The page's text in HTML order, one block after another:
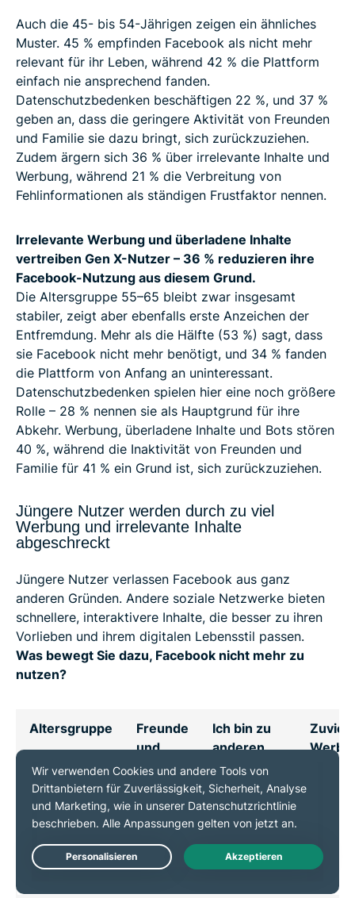
Auch die 45- bis 54-Jährigen zeigen ein ähnliches
Muster. 45 % empfinden Facebook als nicht mehr
relevant für ihr Leben, während 42 % die Plattform
einfach nie ansprechend fanden.
Datenschutzbedenken beschäftigen 22 %, und 37 %
geben an, dass die geringere Aktivität von Freunden
und Familie sie dazu bringt, sich zurückzuziehen.
Zudem ärgern sich 36 % über irrelevante Inhalte und
Werbung, während 21 % die Verbreitung von
Fehlinformationen als ständigen Frustfaktor nennen.
Irrelevante Werbung und überladene Inhalte
vertreiben Gen X-Nutzer – 36 % reduzieren ihre
Facebook-Nutzung aus diesem Grund.
Die Altersgruppe 55–65 bleibt zwar insgesamt
stabiler, zeigt aber ebenfalls erste Anzeichen der
Entfremdung. Mehr als die Hälfte (53 %) sagt, dass
sie Facebook nicht mehr benötigt, und 34 % fanden
die Plattform von Anfang an uninteressant.
Datenschutzbedenken spielen hier eine noch größere
Rolle – 28 % nennen sie als Hauptgrund für ihre
Abkehr. Werbung, überladene Inhalte und Bots stören
40 %, während die Inaktivität von Freunden und
Familie für 41 % ein Grund ist, sich zurückzuziehen.
Jüngere Nutzer werden durch zu viel
Werbung und irrelevante Inhalte
abgeschreckt
Jüngere Nutzer verlassen Facebook aus ganz
anderen Gründen. Andere soziale Netzwerke bieten
schnellere, interaktivere Inhalte, die besser zu ihren
Vorlieben und ihrem digitalen Lebensstil passen.
Was bewegt Sie dazu, Facebook nicht mehr zu
nutzen?
Altersgruppe
Freunde
und
Familie
sind
dort
weniger
aktiv
Ich bin zu
anderen
Plattformen
gewechselt
(z. B.
Instagram,
TikTok etc.)
Zuviel